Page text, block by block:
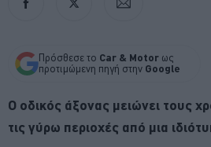
Πρόσθεσε το Car & Motor ως
προτιμώμενη πηγή στην Google
Ο οδικός άξονας μειώνει τους
τις γύρω περιοχές από μια